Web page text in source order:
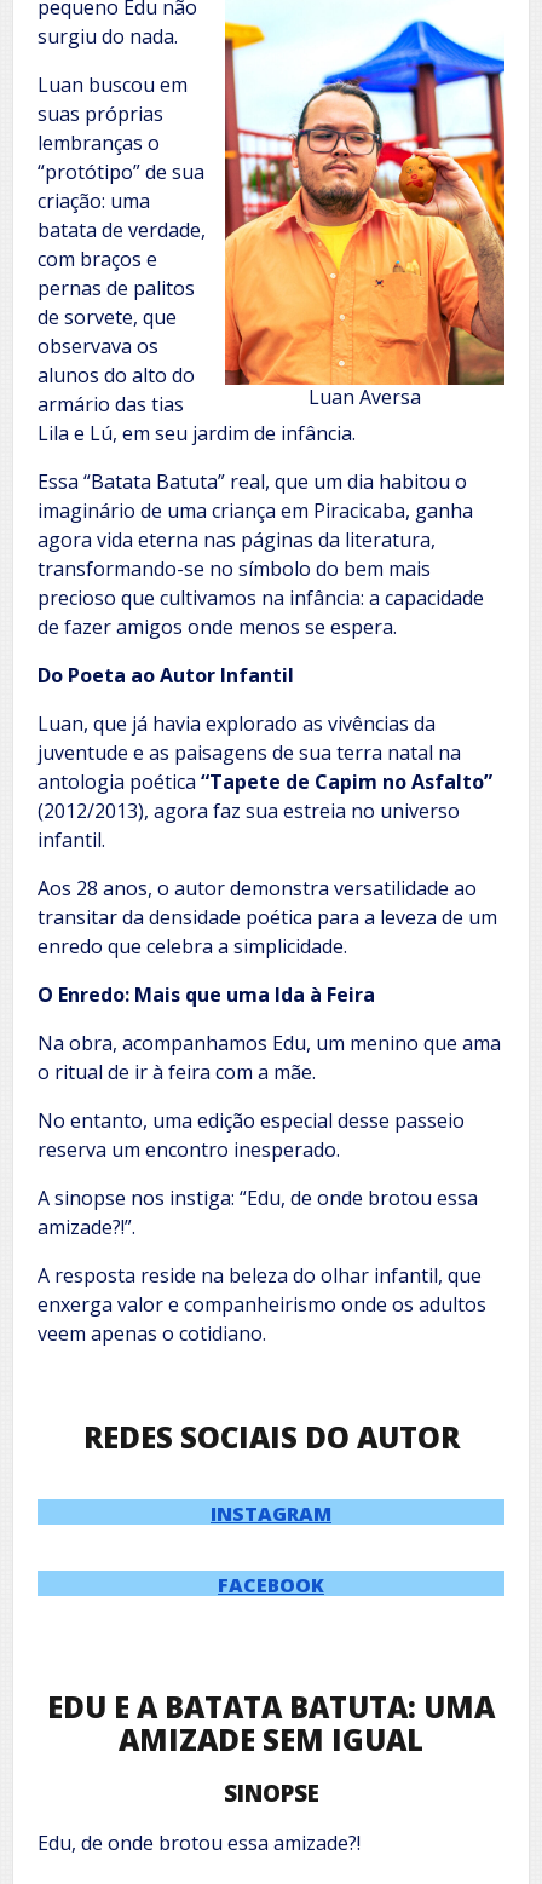
Luan Aversa
pequeno Edu não
surgiu do nada.
Luan buscou em
suas próprias
lembranças o
“protótipo” de sua
criação: uma
batata de verdade,
com braços e
pernas de palitos
de sorvete, que
observava os
alunos do alto do
armário das tias
Lila e Lú, em seu jardim de infância.
Essa “Batata Batuta” real, que um dia habitou o
imaginário de uma criança em Piracicaba, ganha
agora vida eterna nas páginas da literatura,
transformando-se no símbolo do bem mais
precioso que cultivamos na infância: a capacidade
de fazer amigos onde menos se espera.
Do Poeta ao Autor Infantil
Luan, que já havia explorado as vivências da
juventude e as paisagens de sua terra natal na
antologia poética “Tapete de Capim no Asfalto”
(2012/2013), agora faz sua estreia no universo
infantil.
Aos 28 anos, o autor demonstra versatilidade ao
transitar da densidade poética para a leveza de um
enredo que celebra a simplicidade.
O Enredo: Mais que uma Ida à Feira
Na obra, acompanhamos Edu, um menino que ama
o ritual de ir à feira com a mãe.
No entanto, uma edição especial desse passeio
reserva um encontro inesperado.
A sinopse nos instiga: “Edu, de onde brotou essa
amizade?!”.
A resposta reside na beleza do olhar infantil, que
enxerga valor e companheirismo onde os adultos
veem apenas o cotidiano.
REDES SOCIAIS DO AUTOR
INSTAGRAM
FACEBOOK
EDU E A BATATA BATUTA: UMA
AMIZADE SEM IGUAL
SINOPSE
Edu, de onde brotou essa amizade?!